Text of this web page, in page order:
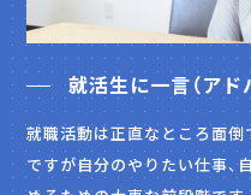
就活生に一言（ア
就職活動は正直なところ面倒
ですが自分のやりたい仕事、